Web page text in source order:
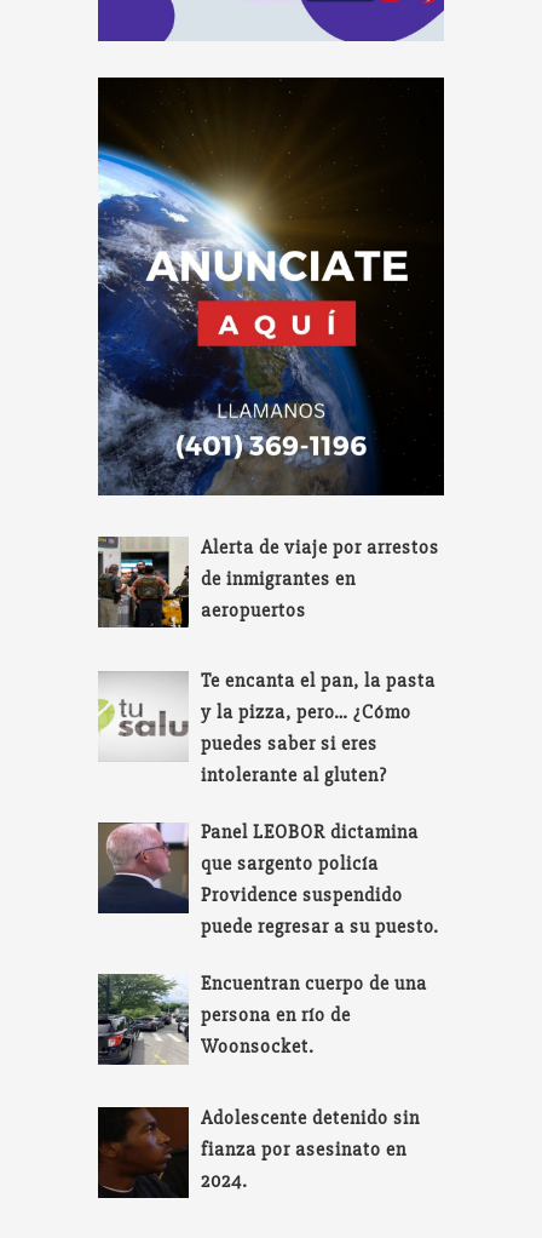
Alerta de viaje por arrestos
de inmigrantes en
aeropuertos
Te encanta el pan, la pasta
y la pizza, pero… ¿Cómo
puedes saber si eres
intolerante al gluten?
Panel LEOBOR dictamina
que sargento policía
Providence suspendido
puede regresar a su puesto.
Encuentran cuerpo de una
persona en río de
Woonsocket.
Adolescente detenido sin
fianza por asesinato en
2024.